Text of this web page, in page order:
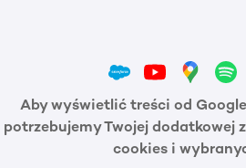
Aby wyświetlić treści od
potrzebujemy Twojej dodatkowej
cookies i